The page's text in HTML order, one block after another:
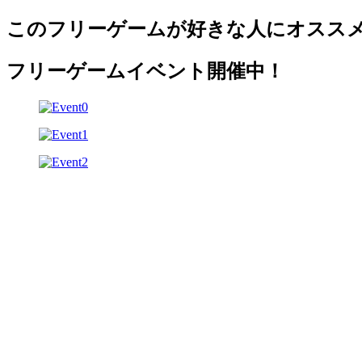
このフリーゲームが好きな人にオスス
フリーゲームイベント開催中！